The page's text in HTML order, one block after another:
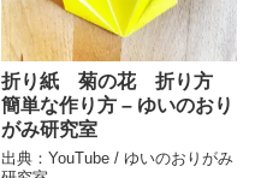
折り紙 菊の花 折り方
簡単な作り方 – ゆいのおり
がみ研究室
出典：YouTube / ゆいのおりがみ